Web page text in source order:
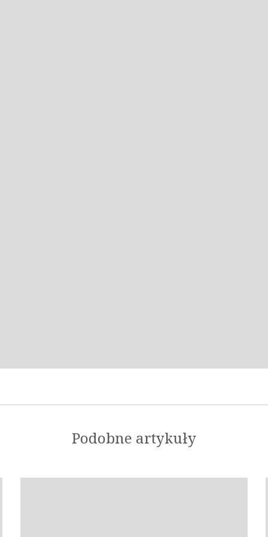
Podobne artykuły